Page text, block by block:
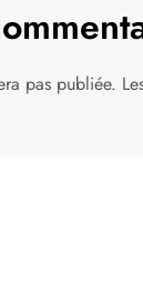
pas publiée.